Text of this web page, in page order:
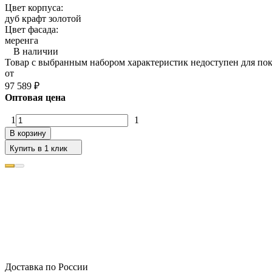
Цвет корпуса:
дуб крафт золотой
Цвет фасада:
меренга
В наличии
Товар с выбранным набором характеристик недоступен для
от
97 589 ₽
Оптовая цена
1 1
В корзину
Купить в 1 клик
Доставка по России